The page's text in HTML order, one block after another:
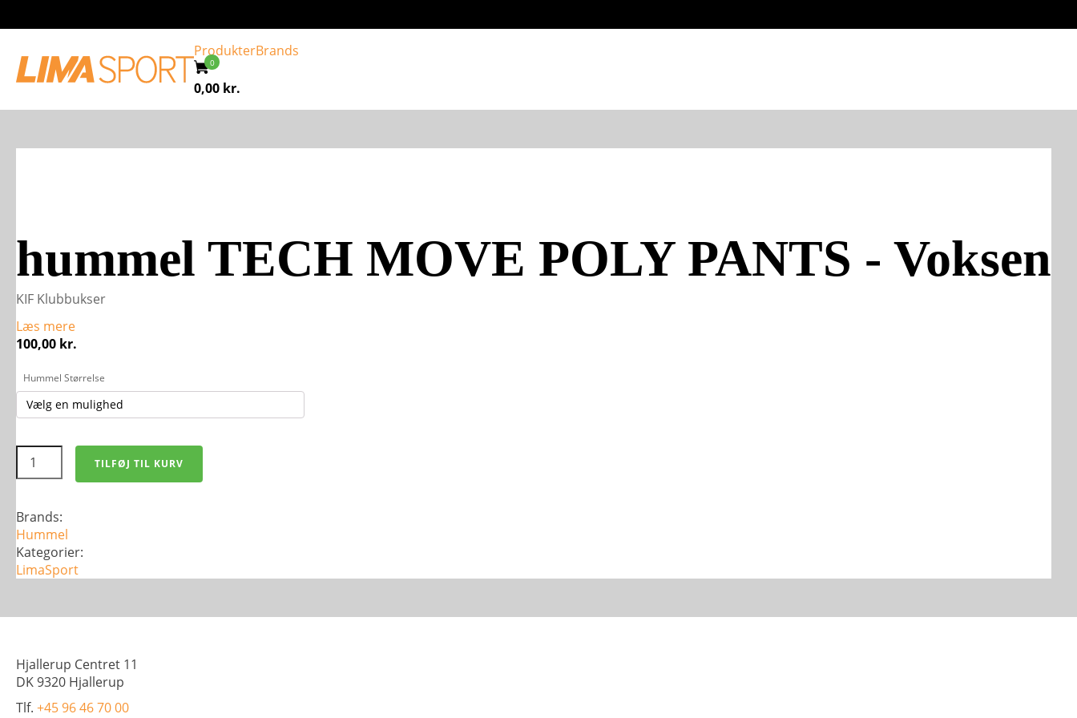
ProdukterBrands
0,00 kr.
hummel TECH MOVE POLY PANTS - Voksen
KIF Klubbukser
Læs mere
100,00 kr.
Hummel Størrelse
hummel
TECH
MOVE
PANTS
-
Voksen
antal
TILFØJ TIL KURV
Brands:
Hummel
Kategorier:
LimaSport
Hjallerup Centret 11
DK 9320 Hjallerup
Tlf. +45 96 46 70 00